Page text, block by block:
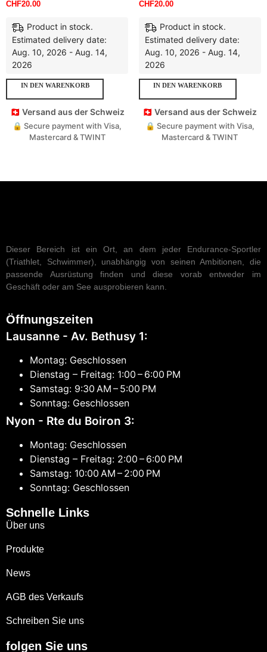
CHF20.00
Product in stock.
Estimated delivery date:
Aug. 10, 2026 - Aug. 14,
2026
IN DEN WARENKORB
🇨🇭 Versand aus der Schweiz
🔒 Secure payment with Visa,
Mastercard & TWINT
CHF20.00
Product in stock.
Estimated delivery date:
Aug. 10, 2026 - Aug. 14,
2026
IN DEN WARENKORB
🇨🇭 Versand aus der Schweiz
🔒 Secure payment with Visa,
Mastercard & TWINT
Dieser Bereich ist ein Ort, an dem jeder Endurance-Sportler
(Triathlet, Schwimmer), unabhängig von seinen Ambitionen, die
passende Ausrüstung finden und diese vorab entweder im
Geschäft oder am See ausprobieren kann.
Öffnungszeiten
Lausanne - Av. Bethusy 1:
Montag: Geschlossen
Dienstag – Freitag: 1:00 – 6:00 PM
Samstag: 9:30 AM – 5:00 PM
Sonntag: Geschlossen
Nyon - Rte du Boiron 3:
Montag: Geschlossen
Dienstag – Freitag: 2:00 – 6:00 PM
Samstag: 10:00 AM – 2:00 PM
Sonntag: Geschlossen
Schnelle Links
Über uns
Produkte
News
AGB des Verkaufs
Schreiben Sie uns
folgen Sie uns